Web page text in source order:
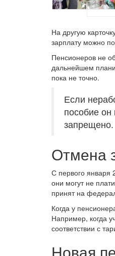
На другую
зарплату можно
Пенсионеров не
дальнейшем
пока не точно.
Если
пособие
запрещено.
Отмена
С первого января
они могут не
принят на
Когда у
Например, когда
соответствии с